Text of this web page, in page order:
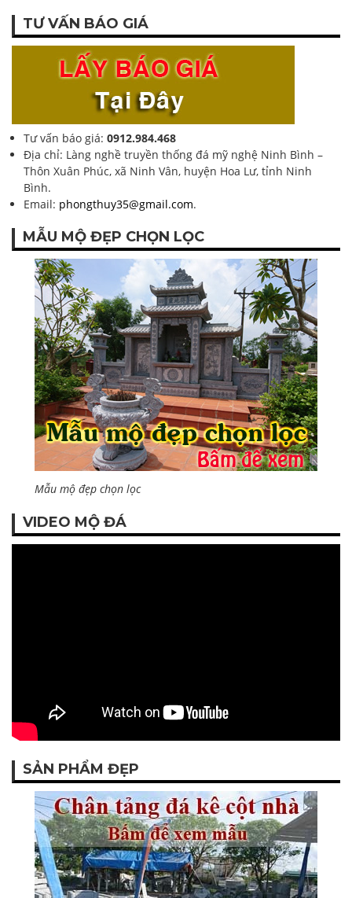
TƯ VẤN BÁO GIÁ
Tư vấn báo giá: 0912.984.468
Địa chỉ: Làng nghề truyền thống đá mỹ nghệ Ninh Bình –
Thôn Xuân Phúc, xã Ninh Vân, huyện Hoa Lư, tỉnh Ninh
Bình.
Email: phongthuy35@gmail.com.
MẪU MỘ ĐẸP CHỌN LỌC
Mẫu mộ đẹp chọn lọc
VIDEO MỘ ĐÁ
SẢN PHẨM ĐẸP